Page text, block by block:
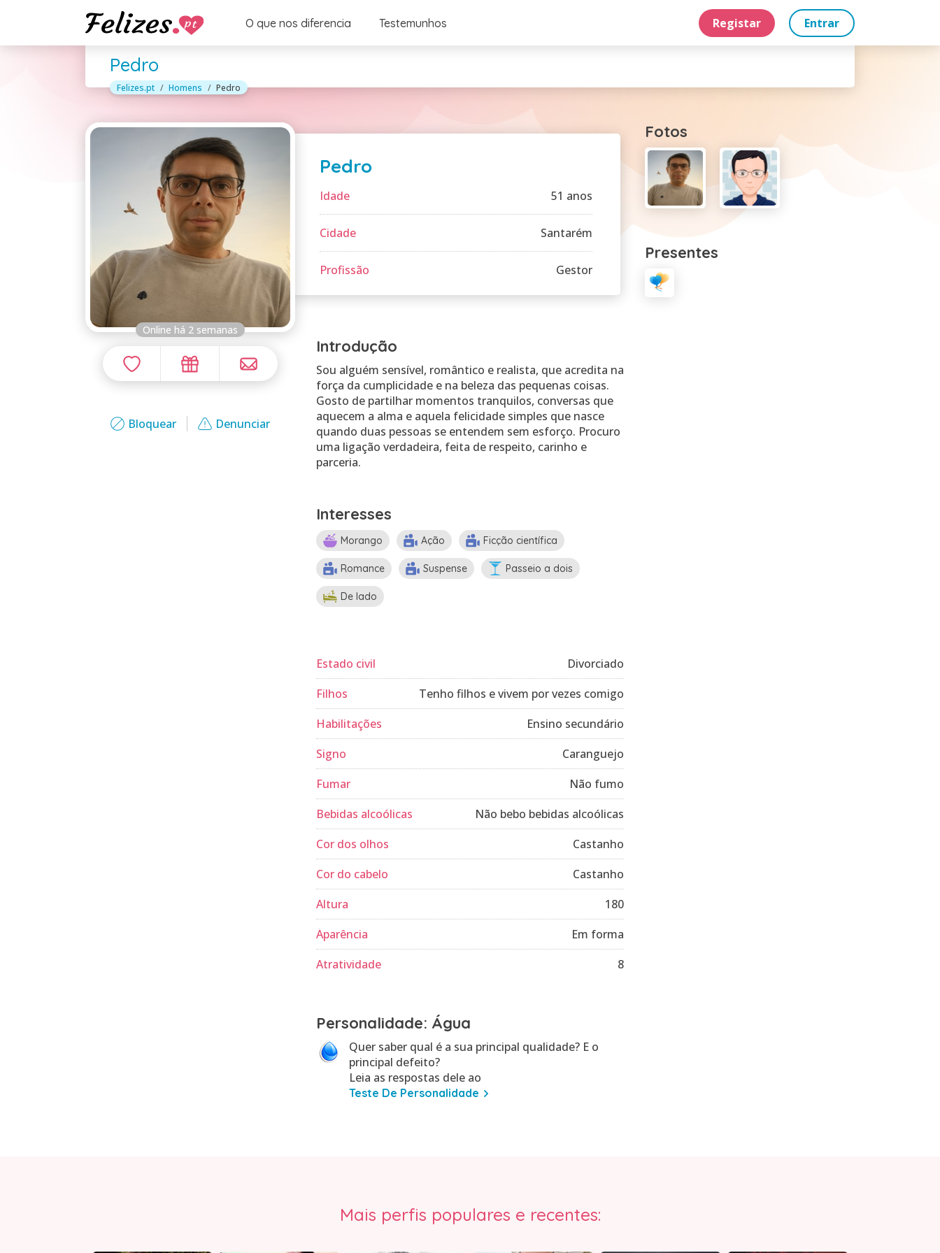
O que nos diferencia Testemunhos Registar Entrar
Pedro
Felizes.pt Homens Pedro
Online há 2 semanas
Bloquear Denunciar
Pedro
Idade 51 anos
Cidade Santarém
Profissão Gestor
Introdução
Sou alguém sensível, romântico e realista, que acredita na
força da cumplicidade e na beleza das pequenas coisas.
Gosto de partilhar momentos tranquilos, conversas que
aquecem a alma e aquela felicidade simples que nasce
quando duas pessoas se entendem sem esforço. Procuro
uma ligação verdadeira, feita de respeito, carinho e
parceria.
Interesses
Morango Ação Ficção científica
Romance Suspense Passeio a dois
De lado
Estado civil
Divorciado
Filhos
Tenho filhos e vivem por vezes comigo
Habilitações
Ensino secundário
Signo
Caranguejo
Fumar
Não fumo
Bebidas alcoólicas
Não bebo bebidas alcoólicas
Cor dos olhos
Castanho
Cor do cabelo
Castanho
Altura
180
Aparência
Em forma
Atratividade
8
Personalidade: Água
Quer saber qual é a sua principal qualidade? E o
principal defeito?
Leia as respostas dele ao
Teste De Personalidade
Fotos
Presentes
Mais perfis populares e recentes: